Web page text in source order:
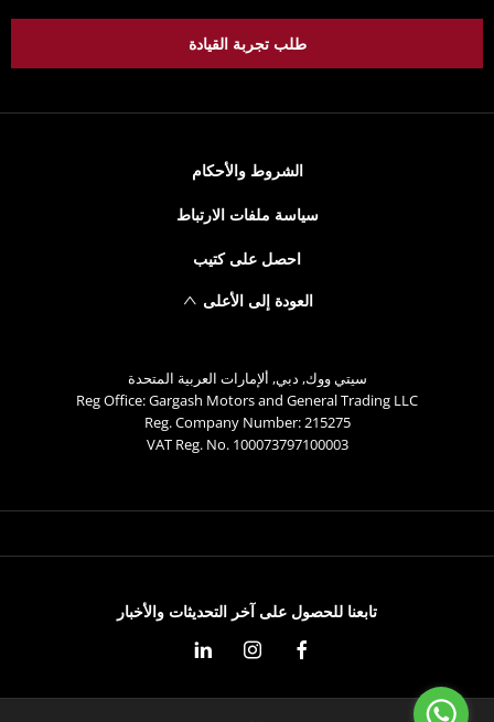
طلب تجربة القيادة
الشروط والأحكام
سياسة ملفات الارتباط
احصل على كتيب
العودة إلى الأعلى
سيتي ووك, دبي, ألإمارات العربية المتحدة
Reg Office:Gargash Motors and General Trading LLC
Reg. Company Number:215275
VAT Reg. No.100073797100003
تابعنا للحصول على آخر التحديثات والأخبار